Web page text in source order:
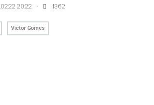
20:22 . 1362
Victor Gomes